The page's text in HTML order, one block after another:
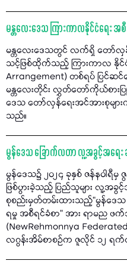
မန္တလေးဒေသ ကြားကာလနိုင်ငံရေး
မန္တလေးဒေသတွင် လက်ရှိ တော်လှ
သင့်ဖြစ်ထိုက်သည့် ကြားကာလ နိုင်
Arrangement) တစ်ရပ် ပြင်ဆ
မန္တလေးတိုင်း လွှတ်တော်ကိုယ်စားပ
ဒေသ တော်လှန်ရေးအင်အားစုမ
သည်။
မွန်ဒေသ ခြောက်လတာ လူ့အခွင့်အရေး
မွန်ဒေသ၌ ၂၀၂၄ ခုနှစ် ဇန်နဝါ
ဖြစ်ပွားခဲ့သည့် ပြည်သူများ လူ့အခွင့်အ
စုစည်းမှတ်တမ်းထားသည့်"မွန်ဒေ
ရမှု အစီရင်ခံစာ" အား ရာမည ဖ
(NewRehmonnya
လဂွန်းအိမ်စာစဉ်က ဇူလိုင် ၁၂